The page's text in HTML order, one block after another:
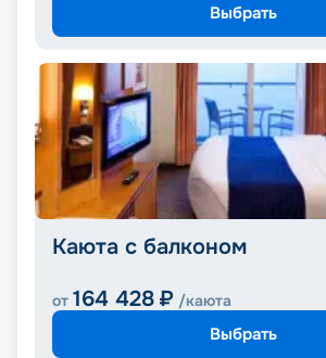
Выбрать
Каюта с балконом
от 164 428 ₽ /каюта
Выбрать